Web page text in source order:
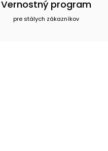
Vernostný program
pre stálych zákazníkov